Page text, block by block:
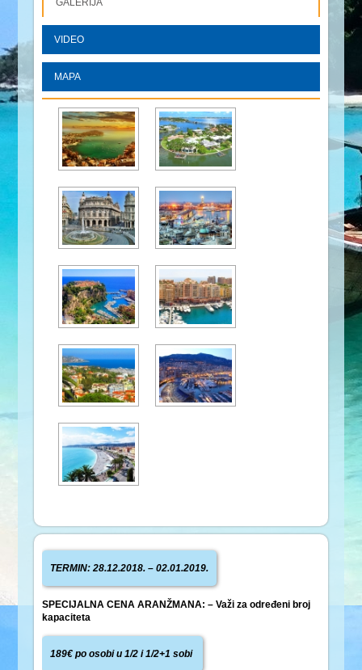
GALERIJA
VIDEO
MAPA
TERMIN: 28.12.2018. – 02.01.2019.
SPECIJALNA CENA ARANŽMANA: – Važi za određeni broj
kapaciteta
189€ po osobi u 1/2 i 1/2+1 sobi